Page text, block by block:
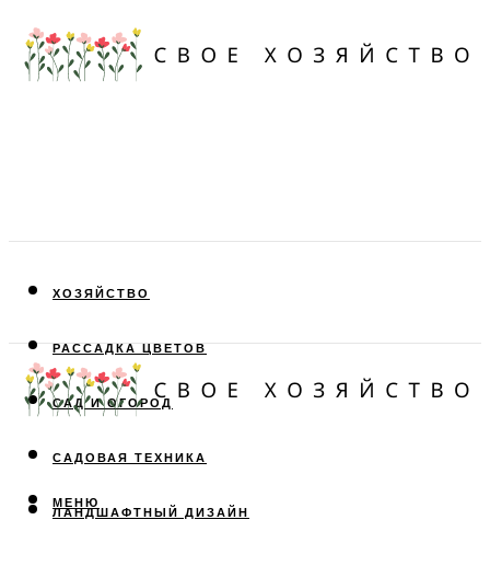
ХОЗЯЙСТВО
РАССАДКА ЦВЕТОВ
САД И ОГОРОД
САДОВАЯ ТЕХНИКА
ЛАНДШАФТНЫЙ ДИЗАЙН
МЕНЮ